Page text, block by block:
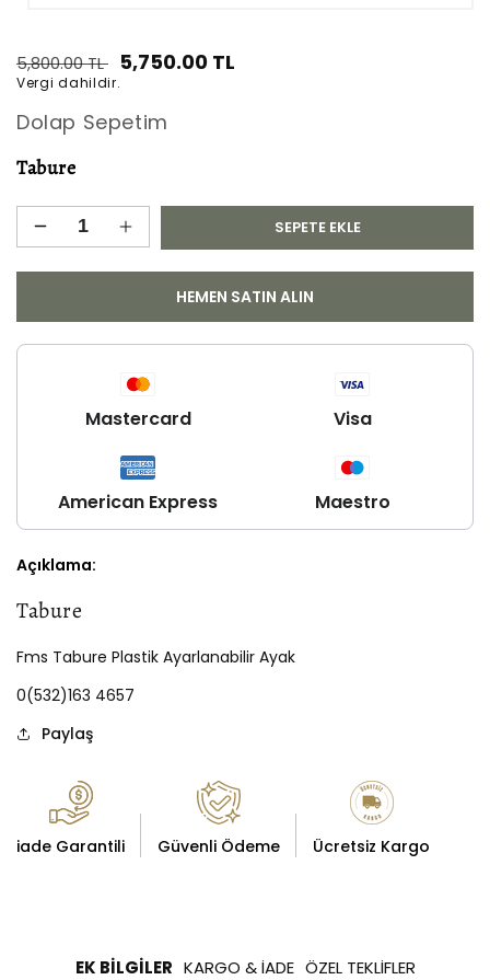
oynatın
Normal
fiyat
5,800.00 TL İndirimli
5,750.00 TL
Vergi dahildir.
Dolap Sepetim
Tabure
Tabure
Tabure
SEPETE EKLE
HEMEN SATIN ALIN
Mastercard Visa
American Express Maestro
Açıklama:
Tabure
Fms Tabure Plastik Ayarlanabilir Ayak
0(532)163 4657
Paylaş
iade Garantili Güvenli Ödeme Ücretsiz Kargo
EK BILGILER KARGO & İADE ÖZEL TEKLIFLER